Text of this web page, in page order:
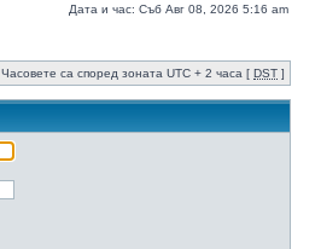
Дата и час: Съб Авг 08, 2026 5:16 am
Часовете са според зоната UTC + 2 часа [ DST ]